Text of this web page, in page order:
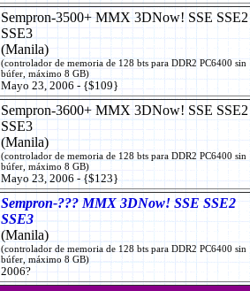
Sempron-3500+ MMX 3DNow! SSE SSE2
SSE3
(Manila)
(controlador de memoria de 128 bts para DDR2 PC6400 sin
búfer, máximo 8 GB)
Mayo 23, 2006 - {$109}
Sempron-3600+ MMX 3DNow! SSE SSE2
SSE3
(Manila)
(controlador de memoria de 128 bts para DDR2 PC6400 sin
búfer, máximo 8 GB)
Mayo 23, 2006 - {$123}
Sempron-??? MMX 3DNow! SSE SSE2
SSE3
(Manila)
(controlador de memoria de 128 bts para DDR2 PC6400 sin
búfer, máximo 8 GB)
2006?